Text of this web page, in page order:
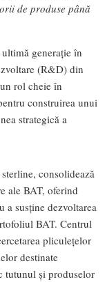
de produse până
generație în
(R&D) din
rol cheie în
construirea unui
strategică a
consolidează
ale BAT, oferind
a susține dezvoltarea
BAT. Centrul
pliculețelor
destinate
tutunul și produselor